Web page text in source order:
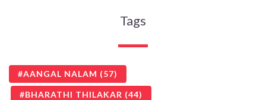
Tags
AANGAL NALAM (57)
BHARATHI THILAKAR (44)